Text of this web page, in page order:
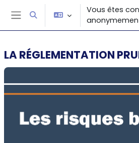
Passer au contenu principal
Panneau latéral
Activer/désactiver la saisie de
Vous êtes
LA RÉGLEMENTATION